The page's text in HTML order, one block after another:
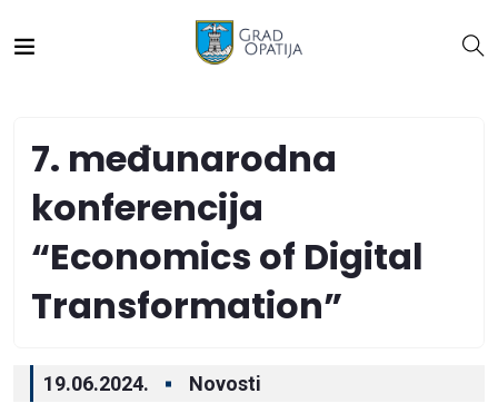
7. međunarodna
konferencija
“Economics of Digital
Transformation”
19.06.2024. Novosti